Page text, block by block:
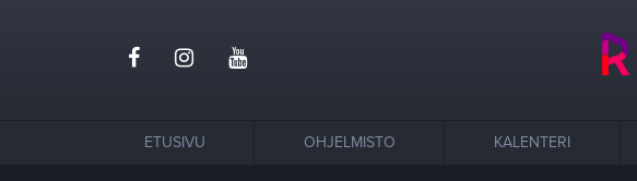
ETUSIVU OHJELMISTO KALENTERI